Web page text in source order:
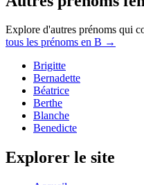
Explore d'autres prénoms qui
tous les prénoms en B →
Brigitte
Bernadette
Béatrice
Berthe
Blanche
Benedicte
Explorer le site